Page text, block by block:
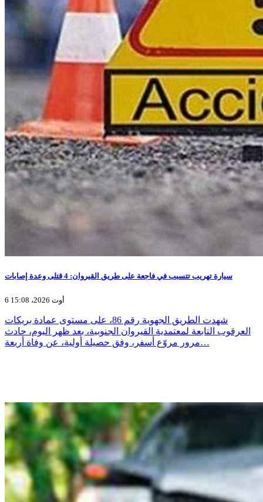
سيارة تهريب تتسبب في فاجعة على طريق القيروان: 4 قتلى وعدة إصابات
6 أوت 2026، 15:08
شهدت الطريق الجهوية رقم 86، على مستوى عمادة بريكات
العرقوب التابعة لمعتمدية القيروان الجنوبية، بعد ظهر اليوم، حادث
مرور مروّع أسفر، وفق حصيلة أولية، عن وفاة أربعة…